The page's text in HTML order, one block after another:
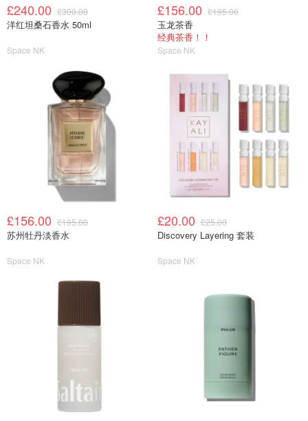
£240.00 £300.00
洋红坦桑石香水 50ml
Space NK
£156.00 £195.00
玉龙茶香
经典茶香！！
Space NK
£156.00 £195.00
苏州牡丹淡香水
Space NK
£20.00 £25.00
Discovery Layering 套装
Space NK